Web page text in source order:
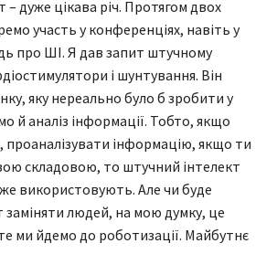
дуже цікава річ. Протягом двох
участь у конференціях, навіть у
про ШІ. Я дав запит штучному
і шунтування. Він
яку нереально було б зробити у
й аналіз інформації. Тобто, якщо
інформацію, якщо ти
складовою, то штучний інтелект
використовують. Але чи буде
заміняти людей, на мою думку, це
ми йдемо до роботизації. Майбутнє